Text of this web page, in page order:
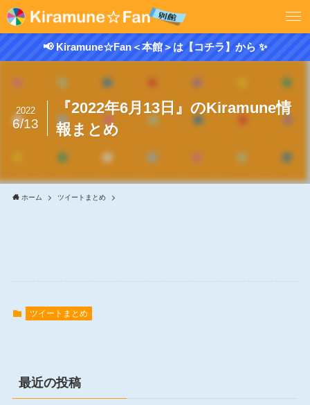
📢 Kiramune☆Fan＜本館＞は【コチラ】から ✨
『2022年6月13日』のKiramune情
報まとめ
2022
6/13
ホーム ツイートまとめ
ツイートまとめ
最近の投稿